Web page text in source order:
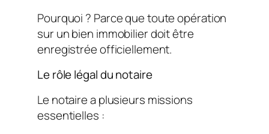
Pourquoi ? Parce que toute opération
sur un bien immobilier doit être
enregistrée officiellement.
Le rôle légal du notaire
Le notaire a plusieurs missions
essentielles :